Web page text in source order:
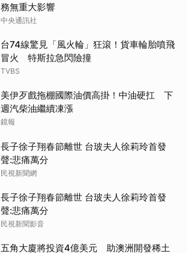
務無重大影響
中央通訊社
台74線驚見「風火輪」狂滾！貨車輪胎噴飛
冒火 特斯拉急閃險撞
TVBS
美伊歹戲拖棚國際油價高掛！中油硬扛 下
週汽柴油繼續凍漲
鏡報
長子徐子翔春節離世 台玻夫人徐莉玲首發
聲:悲痛萬分
民視新聞網
長子徐子翔春節離世 台玻夫人徐莉玲首發
聲:悲痛萬分
民視新聞影音
五角大廈將投資4億美元 助澳洲開發稀土